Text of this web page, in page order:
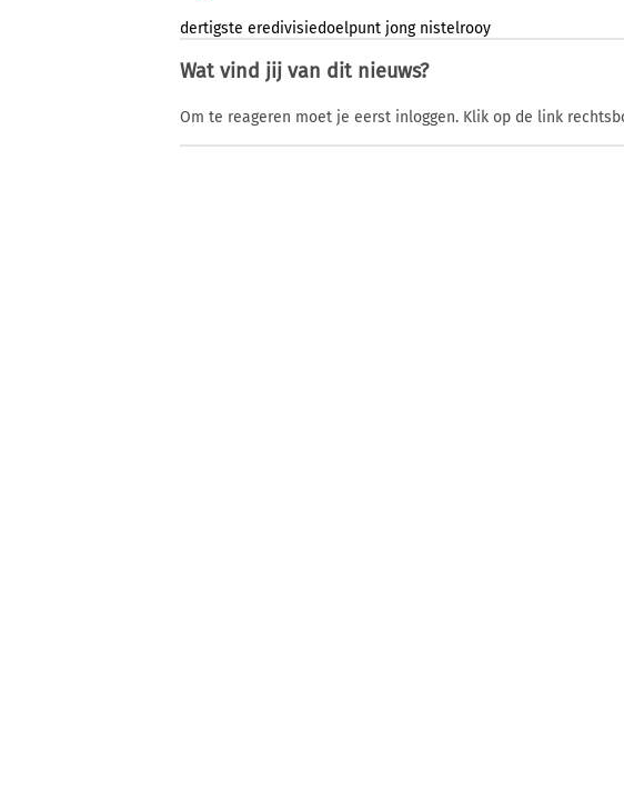
dertigste eredivisiedoelpunt jong nistelrooy
Wat vind jij van dit nieuws?
Om te reageren moet je eerst inloggen. Klik op de link